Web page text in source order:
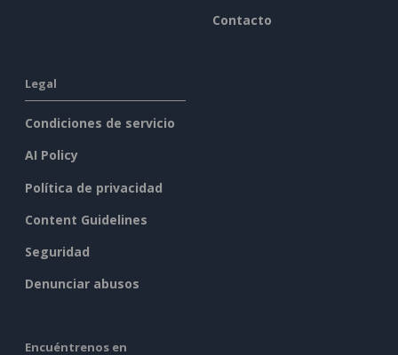
Contacto
Legal
Condiciones de servicio
AI Policy
Política de privacidad
Content Guidelines
Seguridad
Denunciar abusos
Encuéntrenos en